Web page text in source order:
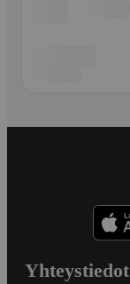
Yhteystiedot